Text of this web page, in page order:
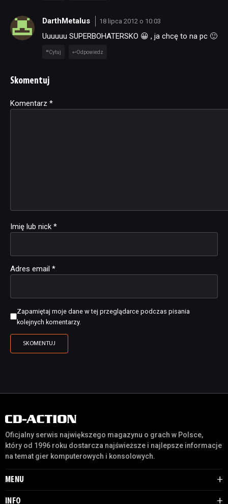
DarthMetalus 18 lipca 2012 o 10:03
Uuuuuu SUPERBOHATERSKO 😀 , ja chcę to na pc 🙂
Cytuj Odpowiedz
Skomentuj
Komentarz *
Imię lub nick *
Adres email *
Zapamiętaj moje dane w tej przeglądarce podczas pisania
kolejnych komentarzy.
Alternative:
Oficjalny serwis największego magazynu o grach w Polsce,
który od 1996 roku dostarcza najświeższe i najlepsze informacje
na temat gier komputerowych i konsolowych.
MENU
INFO